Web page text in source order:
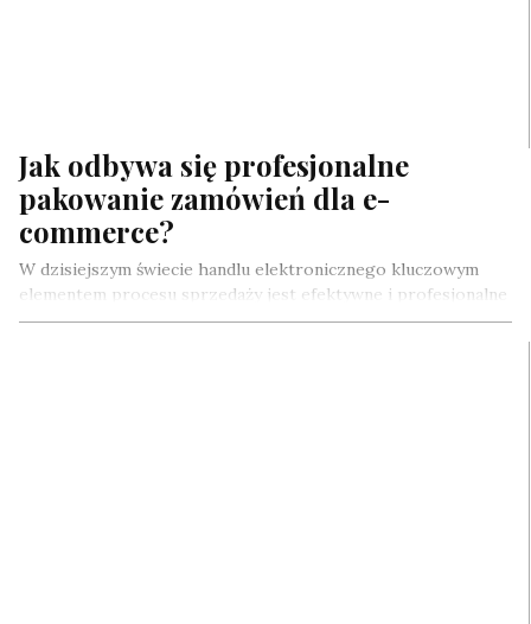
Jak odbywa się profesjonalne
pakowanie zamówień dla e-
commerce?
W dzisiejszym świecie handlu elektronicznego kluczowym
elementem procesu sprzedaży jest efektywne i profesjonalne
przygotowanie zamówień do wysyłki. Odpowiednie podejście